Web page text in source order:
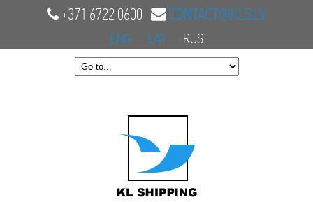
+371 6722 0600 CONTACT@KLS.LV
ENG LAT RUS